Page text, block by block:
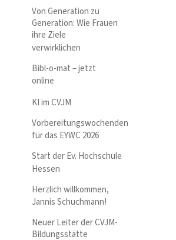
Von Generation zu
Generation: Wie Frauen
ihre Ziele
verwirklichen
Bibl-o-mat – jetzt
online
KI im CVJM
Vorbereitungswochenden
für das EYWC 2026
Start der Ev. Hochschule
Hessen
Herzlich willkommen,
Jannis Schuchmann!
Neuer Leiter der CVJM-
Bildungsstätte